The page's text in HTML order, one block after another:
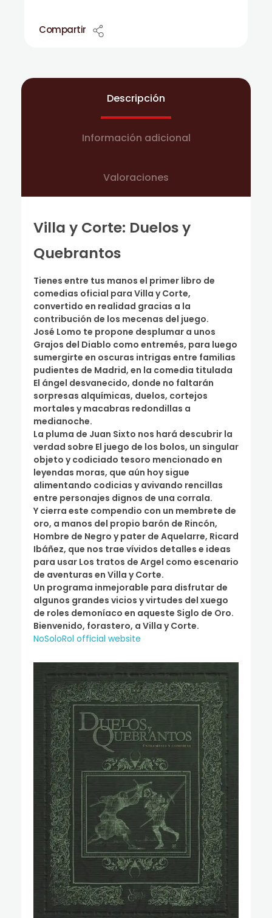
Compartir
Descripción
Información adicional
Valoraciones
Villa y Corte: Duelos y
Quebrantos
Tienes entre tus manos el primer libro de
comedias oficial para Villa y Corte,
convertido en realidad gracias a la
contribución de los mecenas del juego.
José Lomo te propone desplumar a unos
Grajos del Diablo como entremés, para luego
sumergirte en oscuras intrigas entre familias
pudientes de Madrid, en la comedia titulada
El ángel desvanecido, donde no faltarán
sorpresas alquímicas, duelos, cortejos
mortales y macabras redondillas a
medianoche.
La pluma de Juan Sixto nos hará descubrir la
verdad sobre El juego de los bolos, un singular
objeto y codiciado tesoro mencionado en
leyendas moras, que aún hoy sigue
alimentando codicias y avivando rencillas
entre personajes dignos de una corrala.
Y cierra este compendio con un membrete de
oro, a manos del propio barón de Rincón,
Hombre de Negro y pater de Aquelarre, Ricard
Ibáñez, que nos trae vívidos detalles e ideas
para usar Los tratos de Argel como escenario
de aventuras en Villa y Corte.
Un programa inmejorable para disfrutar de
algunos grandes vicios y virtudes del xuego
de roles demoníaco en aqueste Siglo de Oro.
Bienvenido, forastero, a Villa y Corte.
NoSoloRol official website